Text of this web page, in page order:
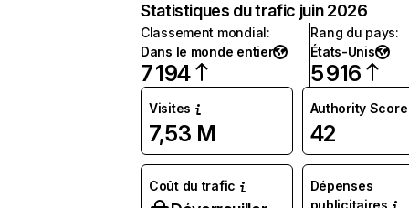
Statistiques du trafic juin 2026
Classement mondial:
Dans le monde entier
7 194
Rang du pays:
États-Unis
5 916
Visites
7,53 M
Authority Score
42
Coût du trafic
Dépenses
publicitaires